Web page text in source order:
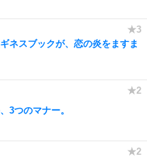
ネスブックが、恋の炎をますま
3つのマナー。